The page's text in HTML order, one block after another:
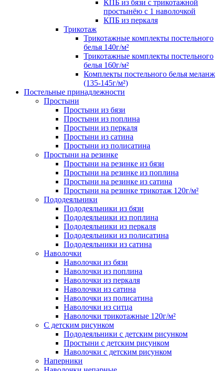
КПБ из бязи с трикотажной
простынёю с 1 наволочкой
КПБ из перкаля
Трикотаж
Трикотажные комплекты постельного
белья 140г/м²
Трикотажные комплекты постельного
белья 160г/м²
Комплекты постельного белья меланж
(135-145г/м²)
Постельные принадлежности
Простыни
Простыни из бязи
Простыни из поплина
Простыни из перкаля
Простыни из сатина
Простыни из полисатина
Простыни на резинке
Простыни на резинке из бязи
Простыни на резинке из поплина
Простыни на резинке из сатина
Простыни на резинке трикотаж 120г/м²
Пододеяльники
Пододеяльники из бязи
Пододеяльники из поплина
Пододеяльники из перкаля
Пододеяльники из полисатина
Пододеяльники из сатина
Наволочки
Наволочки из бязи
Наволочки из поплина
Наволочки из перкаля
Наволочки из сатина
Наволочки из полисатина
Наволочки из ситца
Наволочки трикотажные 120г/м²
C детским рисунком
Пододеяльники с детским рисунком
Простыни с детским рисунком
Наволочки с детским рисунком
Наперники